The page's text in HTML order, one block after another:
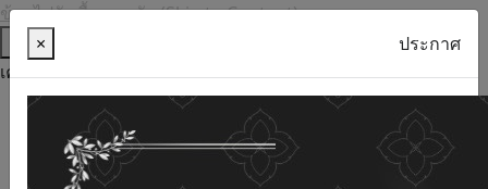
ข้ามไปยังเนื้อหาหลัก (Skip to Content)
ช่วยเหลือ
เครื่องมือการเข้าถึง
ภาษาไทย
ภาษาอังกฤษ
เพิ่มขนาดตัวอักษร
ลดขนาดตัวอักษร
× ประกาศ